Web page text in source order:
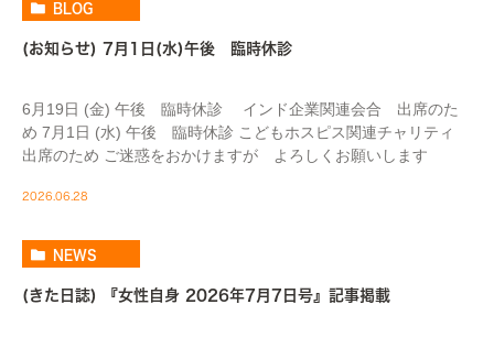
BLOG
(お知らせ) 7月1日(水)午後 臨時休診
6月19日 (金) 午後 臨時休診 インド企業関連会合 出席のた
め 7月1日 (水) 午後 臨時休診 こどもホスピス関連チャリティ
出席のため ご迷惑をおかけますが よろしくお願いします
2026.06.28
NEWS
(きた日誌) 『女性自身 2026年7月7日号』記事掲載